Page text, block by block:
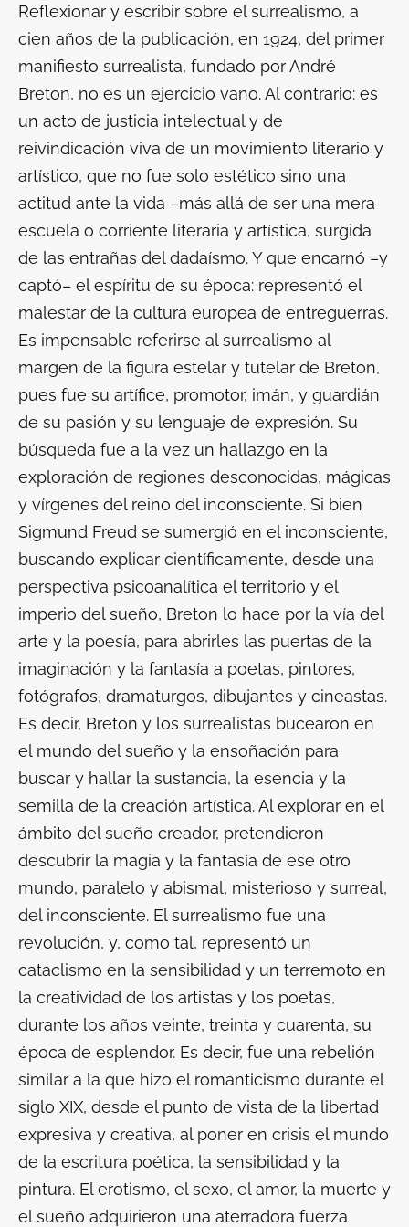
Reflexionar y escribir sobre el surrealismo, a
cien años de la publicación, en 1924, del primer
manifiesto surrealista, fundado por André
Breton, no es un ejercicio vano. Al contrario: es
un acto de justicia intelectual y de
reivindicación viva de un movimiento literario y
artístico, que no fue solo estético sino una
actitud ante la vida –más allá de ser una mera
escuela o corriente literaria y artística, surgida
de las entrañas del dadaísmo. Y que encarnó –y
captó– el espíritu de su época: representó el
malestar de la cultura europea de entreguerras.
Es impensable referirse al surrealismo al
margen de la figura estelar y tutelar de Breton,
pues fue su artífice, promotor, imán, y guardián
de su pasión y su lenguaje de expresión. Su
búsqueda fue a la vez un hallazgo en la
exploración de regiones desconocidas, mágicas
y vírgenes del reino del inconsciente. Si bien
Sigmund Freud se sumergió en el inconsciente,
buscando explicar científicamente, desde una
perspectiva psicoanalítica el territorio y el
imperio del sueño, Breton lo hace por la vía del
arte y la poesía, para abrirles las puertas de la
imaginación y la fantasía a poetas, pintores,
fotógrafos, dramaturgos, dibujantes y cineastas.
Es decir, Breton y los surrealistas bucearon en
el mundo del sueño y la ensoñación para
buscar y hallar la sustancia, la esencia y la
semilla de la creación artística. Al explorar en el
ámbito del sueño creador, pretendieron
descubrir la magia y la fantasía de ese otro
mundo, paralelo y abismal, misterioso y surreal,
del inconsciente. El surrealismo fue una
revolución, y, como tal, representó un
cataclismo en la sensibilidad y un terremoto en
la creatividad de los artistas y los poetas,
durante los años veinte, treinta y cuarenta, su
época de esplendor. Es decir, fue una rebelión
similar a la que hizo el romanticismo durante el
siglo XIX, desde el punto de vista de la libertad
expresiva y creativa, al poner en crisis el mundo
de la escritura poética, la sensibilidad y la
pintura. El erotismo, el sexo, el amor, la muerte y
el sueño adquirieron una aterradora fuerza